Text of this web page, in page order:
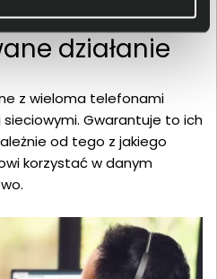
działanie
z wieloma telefonami
Gwarantuje to ich
od tego z jakiego
korzystać w danym